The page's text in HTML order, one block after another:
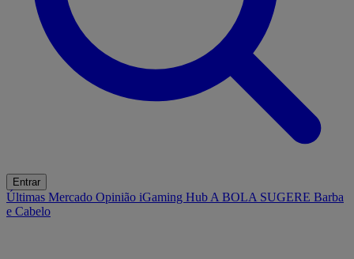
Entrar
Últimas Mercado Opinião iGaming Hub A BOLA SUGERE Barba
e Cabelo